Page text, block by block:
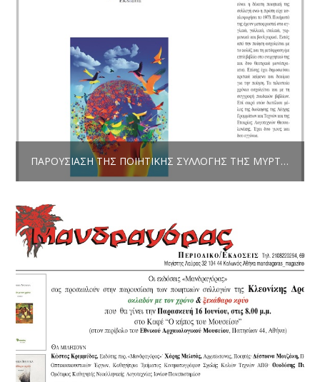
ΠΑΡΟΥΣΊΑΣΗ ΤΗΣ ΠΟΙΗΤΙΚΉΣ ΣΥΛΛΟΓΉΣ ΤΗΣ ΜΥΡΤΏΣ ΑΝΑΓΝΩΣΤΟΠΟΎΛΟΥ